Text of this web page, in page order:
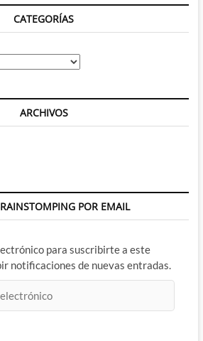
CATEGORÍAS
ARCHIVOS
POR EMAIL
para suscribirte a este
notificaciones de nuevas entradas.